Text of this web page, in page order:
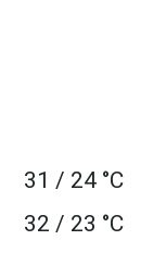
31 / 24 °C
32 / 23 °C